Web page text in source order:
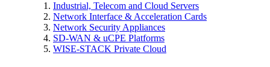
Industrial, Telecom and Cloud Servers
Network Interface & Acceleration Cards
Network Security Appliances
SD-WAN & uCPE Platforms
WISE-STACK Private Cloud